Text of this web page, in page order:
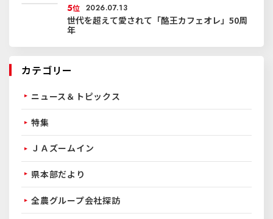
5位 2026.07.13
世代を超えて愛されて「酪王カフェオレ」50周
年
カテゴリー
ニュース＆トピックス
特集
ＪＡズームイン
県本部だより
全農グループ会社探訪